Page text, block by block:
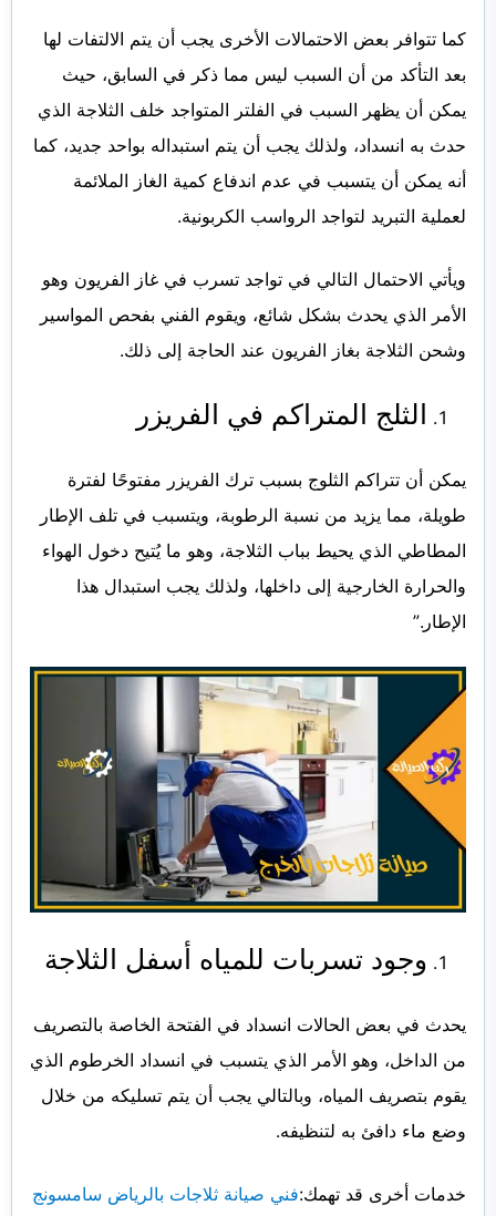
كما تتوافر بعض الاحتمالات الأخرى يجب أن يتم الالتفات لها
بعد التأكد من أن السبب ليس مما ذكر في السابق، حيث
يمكن أن يظهر السبب في الفلتر المتواجد خلف الثلاجة الذي
حدث به انسداد، ولذلك يجب أن يتم استبداله بواحد جديد، كما
أنه يمكن أن يتسبب في عدم اندفاع كمية الغاز الملائمة
لعملية التبريد لتواجد الرواسب الكربونية.
ويأتي الاحتمال التالي في تواجد تسرب في غاز الفريون وهو
الأمر الذي يحدث بشكل شائع، ويقوم الفني بفحص المواسير
وشحن الثلاجة بغاز الفريون عند الحاجة إلى ذلك.
الثلج المتراكم في الفريزر
يمكن أن تتراكم الثلوج بسبب ترك الفريزر مفتوحًا لفترة
طويلة، مما يزيد من نسبة الرطوبة، ويتسبب في تلف الإطار
المطاطي الذي يحيط بباب الثلاجة، وهو ما يُتيح دخول الهواء
والحرارة الخارجية إلى داخلها، ولذلك يجب استبدال هذا
الإطار.”
وجود تسربات للمياه أسفل الثلاجة
يحدث في بعض الحالات انسداد في الفتحة الخاصة بالتصريف
من الداخل، وهو الأمر الذي يتسبب في انسداد الخرطوم الذي
يقوم بتصريف المياه، وبالتالي يجب أن يتم تسليكه من خلال
وضع ماء دافئ به لتنظيفه.
خدمات أخرى قد تهمك:فني صيانة ثلاجات بالرياض سامسونج